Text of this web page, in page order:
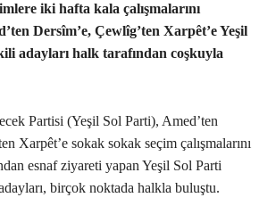
iki hafta kala çalışmalarını
Dersîm’e, Çewlîg’ten Xarpêt’e Yeşil
adayları halk tarafından coşkuyla
Partisi (Yeşil Sol Parti), Amed’ten
Xarpêt’e sokak sokak seçim çalışmalarını
esnaf ziyareti yapan Yeşil Sol Parti
birçok noktada halkla buluştu.